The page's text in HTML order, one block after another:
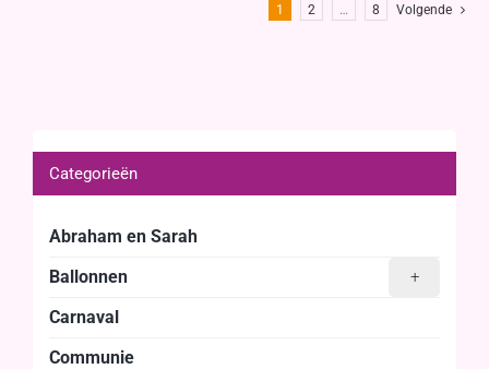
1 2 … 8 Volgende
Categorieën
Abraham en Sarah
+
Ballonnen
Carnaval
Communie